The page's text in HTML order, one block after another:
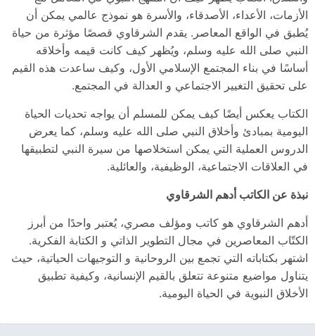
الأزمات، الأعداء، الأصدقاء، والأسرة هو نموذج عالمي يمكن أن
يُطبق في الواقع المعاصر. يقدم الشرقاوي قصصًا مؤثرة من حياة
النبي صلى الله عليه وسلم، ويُظهر كيف كانت قيمه وأخلاقه
أساسًا في بناء المجتمع الإسلامي الأول، وكيف ساعدت هذه القيم
على تحقيق التغيير الاجتماعي و العدالة في المجتمع.
الكتاب يعكس أيضًا كيف يمكن للمسلم أن يواجه تحديات الحياة
اليومية بمبادئ وأخلاق النبي صلى الله عليه وسلم، كما يعرض
الدروس العملية التي يمكن استخلاصها من سيرة النبي لتطبيقها
في العلاقات الاجتماعية، الوظيفية، والعائلية.
نبذة عن الكاتب أدهم الشرقاوي
أدهم الشرقاوي هو كاتب ومؤلف مصري، يُعتبر واحدًا من أبرز
الكتّاب المعاصرين في مجال التطوير الذاتي و الكتابة الفكرية.
اشتهر بكتاباته التي تجمع بين الروحانية و التوجيهات الحياتية، حيث
يتناول مواضيع متنوعة تتعلق بالقيم الإنسانية، وكيفية تطبيق
الأخلاق النبوية في الحياة اليومية.